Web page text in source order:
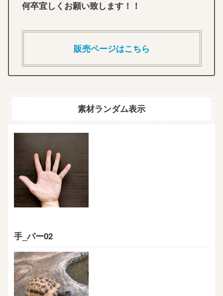
何卒宜しくお願い致します！！
販売ページはこちら
素材ランダム表示
手_パー02